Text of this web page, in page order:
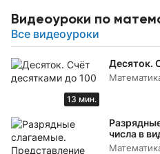
Видеоуроки по
Все видеоуроки
13 мин.
Десяток.
числа в